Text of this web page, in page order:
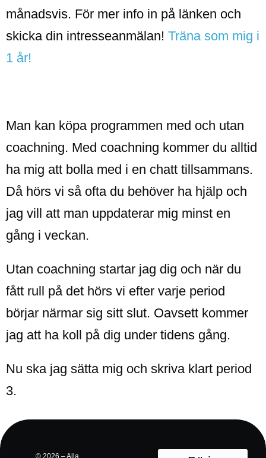
månadsvis. För mer info in på länken och
skicka din intresseanmälan! Träna som mig i
1 år!
Man kan köpa programmen med och utan
coachning. Med coachning kommer du alltid
ha mig att bolla med i en chatt tillsammans.
Då hörs vi så ofta du behöver ha hjälp och
jag vill att man uppdaterar mig minst en
gång i veckan.
Utan coachning startar jag dig och när du
fått rull på det hörs vi efter varje period
börjar närmar sig sitt slut. Oavsett kommer
jag att ha koll på dig under tidens gång.
Nu ska jag sätta mig och skriva klart period
3.
© 2026 – Alla